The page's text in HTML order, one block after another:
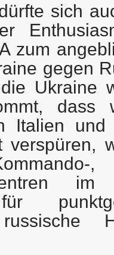
sich
zum
gegen
Ukraine
dass
Italien
verspüren,
für